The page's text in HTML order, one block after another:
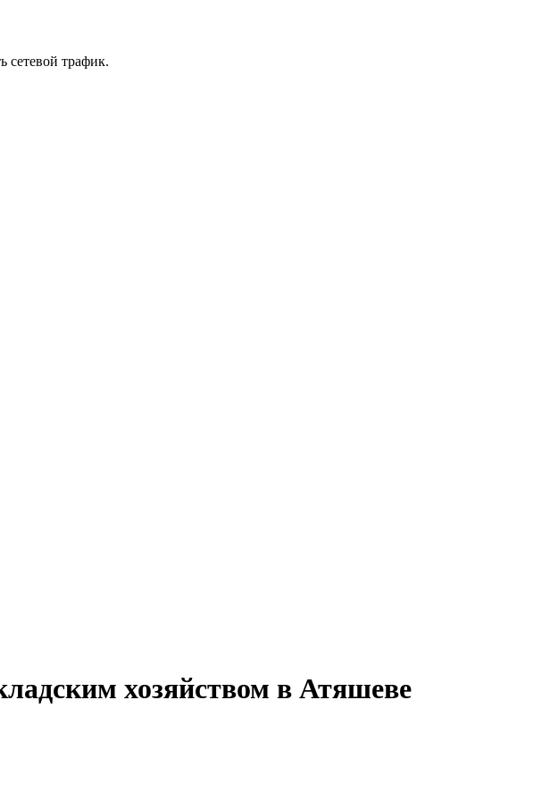
сетевой трафик.
хозяйством в Атяшеве